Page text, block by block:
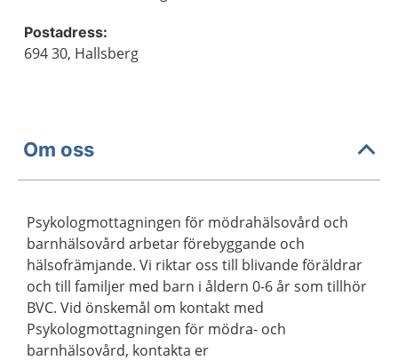
Postadress:
694 30, Hallsberg
Om oss
Psykologmottagningen för mödrahälsovård och
barnhälsovård arbetar förebyggande och
hälsofrämjande. Vi riktar oss till blivande föräldrar
och till familjer med barn i åldern 0-6 år som tillhör
BVC. Vid önskemål om kontakt med
Psykologmottagningen för mödra- och
barnhälsovård, kontakta er